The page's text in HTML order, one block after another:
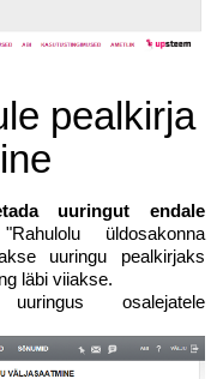
pealkirja
uuringut endale
üldosakonna
uuringu pealkirjaks
läbi viiakse.
osalejatele